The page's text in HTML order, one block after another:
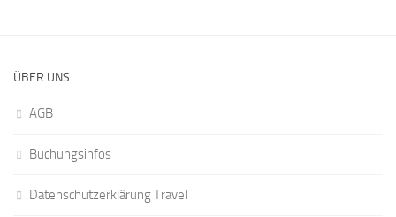
ÜBER UNS
AGB
Buchungsinfos
Datenschutzerklärung Travel